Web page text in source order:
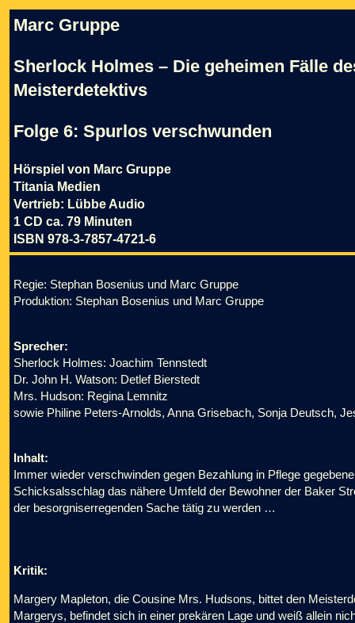
Marc Gruppe
Sherlock Holmes – Die geheimen Fälle
Meisterdetektivs
Folge 6: Spurlos verschwunden
Hörspiel von Marc Gruppe
Titania Medien
Vertrieb: Lübbe Audio
1 CD ca. 79 Minuten
ISBN 978-3-7857-4721-6
Regie: Stephan Bosenius und Marc Gruppe
Produktion: Stephan Bosenius und Marc Gruppe
Sprecher:
Sherlock Holmes: Joachim Tennstedt
Dr. John H. Watson: Detlef Bierstedt
Mrs. Hudson: Regina Lemnitz
sowie Philine Peters-Arnolds, Anna Grisebach, Sonja Deutsch,
Inhalt:
Immer wieder verschwinden gegen Bezahlung in Pflege
Schicksalsschlag das nähere Umfeld der Bewohner der Baker
der besorgniserregenden Sache tätig zu werden …
Kritik:
Margery Mapleton, die Cousine Mrs. Hudsons, bittet den
Margerys, befindet sich in einer prekären Lage und weiß allein